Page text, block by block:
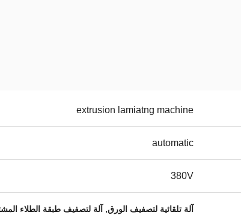
extrusion lamiatng machine
automatic
380V
آلة تلقائية لتصفيف الورق, آلة لتصفيف طبقة الطلاء